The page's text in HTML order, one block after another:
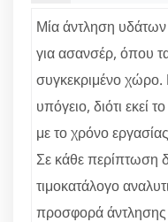
Μία άντληση υδάτων
για ασανσέρ, όπου
συγκεκριμένο χώρο.
υπόγειο, διότι εκεί
με το χρόνο
Σε κάθε περίπτωση
τιμοκατάλογο
προσφορά